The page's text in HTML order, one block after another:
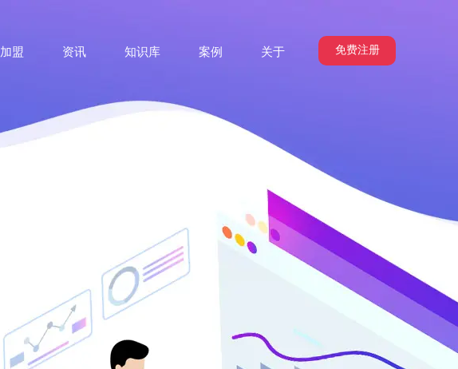
免费注册
加盟 资讯 知识库 案例 关于